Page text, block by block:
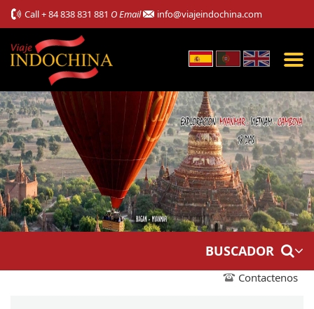
Call+ 84 838 831 881 O Email info@viajeindochina.com
BUSCADOR
Contactenos